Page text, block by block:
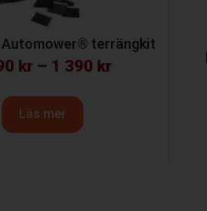
Automower® terrängkit
kr – 1 390 kr
Läs mer